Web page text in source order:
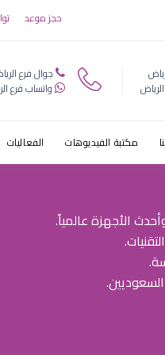
حجز موعد
جوال فرع
واتساب فرع
مكتبة الفيديوهات الفعاليات
الأجهزة عالمياً.